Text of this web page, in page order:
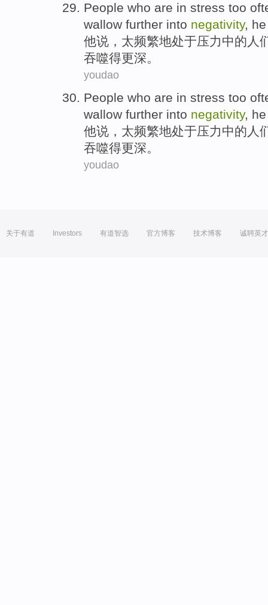
People who are in stress too
wallow further into negativity, he
他说， 太频繁地处于压力中的 人
吞噬得更深。
youdao
People who are in stress too
wallow further into negativity, he
他说， 太频繁地处于压力中的 人
吞噬得更深。
youdao
关于有道 Investors 有道智选 官方博客 技术博客 诚聘英才